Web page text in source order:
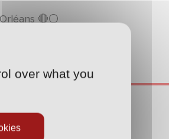
🔴⚪️
lourdement (0-4).
over what you